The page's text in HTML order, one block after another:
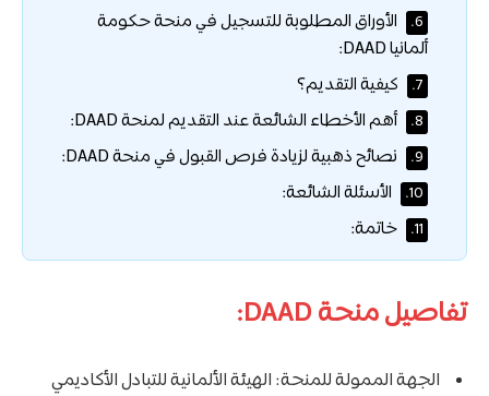
6.
الأوراق المطلوبة للتسجيل في منحة حكومة
ألمانيا DAAD:
7. كيفية التقديم؟
8. أهم الأخطاء الشائعة عند التقديم لمنحة DAAD:
9. نصائح ذهبية لزيادة فرص القبول في منحة DAAD:
10. الأسئلة الشائعة:
11. خاتمة:
تفاصيل منحة DAAD:
الجهة الممولة للمنحة: الهيئة الألمانية للتبادل الأكاديمي